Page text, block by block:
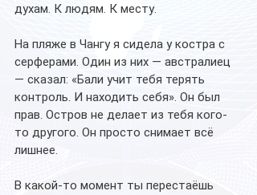
духам. К людям. К месту.
На пляже в Чангу я сидела у костра с
серферами. Один из них — австралиец
— сказал: «Бали учит тебя терять
контроль. И находить себя». Он был
прав. Остров не делает из тебя кого-
то другого. Он просто снимает всё
лишнее.
В какой-то момент ты перестаёшь